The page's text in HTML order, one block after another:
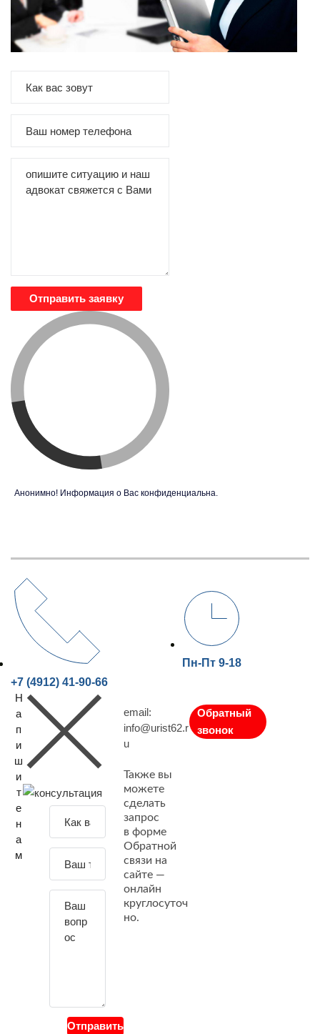
Отправить заявку
Анонимно! Информация о Вас конфиденциальна.
+7 (4912) 41-90-66
Пн-Пт 9-18
Н
а
п
и
ш
и
т
е
н
а
м
Отправить
email:
info@urist62.r
u
Также вы
можете
сделать
запрос
в форме
Обратной
связи на
сайте —
онлайн
круглосуточ
но.
Обратный
звонок